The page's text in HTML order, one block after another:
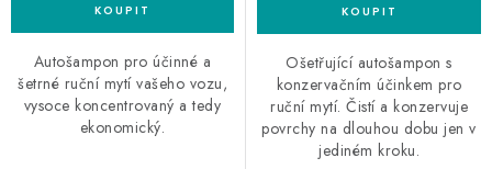
Autošampon pro účinné a
šetrné ruční mytí vašeho vozu,
vysoce koncentrovaný a tedy
ekonomický.
Ošetřující autošampon s
konzervačním účinkem pro
ruční mytí. Čistí a konzervuje
povrchy na dlouhou dobu jen v
jediném kroku.